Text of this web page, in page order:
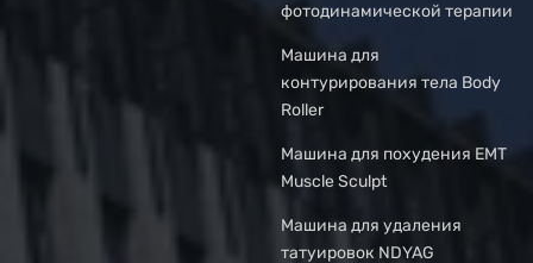
фотодинамической терапии
Машина для
контурирования тела Body
Roller
Машина для похудения EMT
Muscle Sculpt
Машина для удаления
татуировок NDYAG